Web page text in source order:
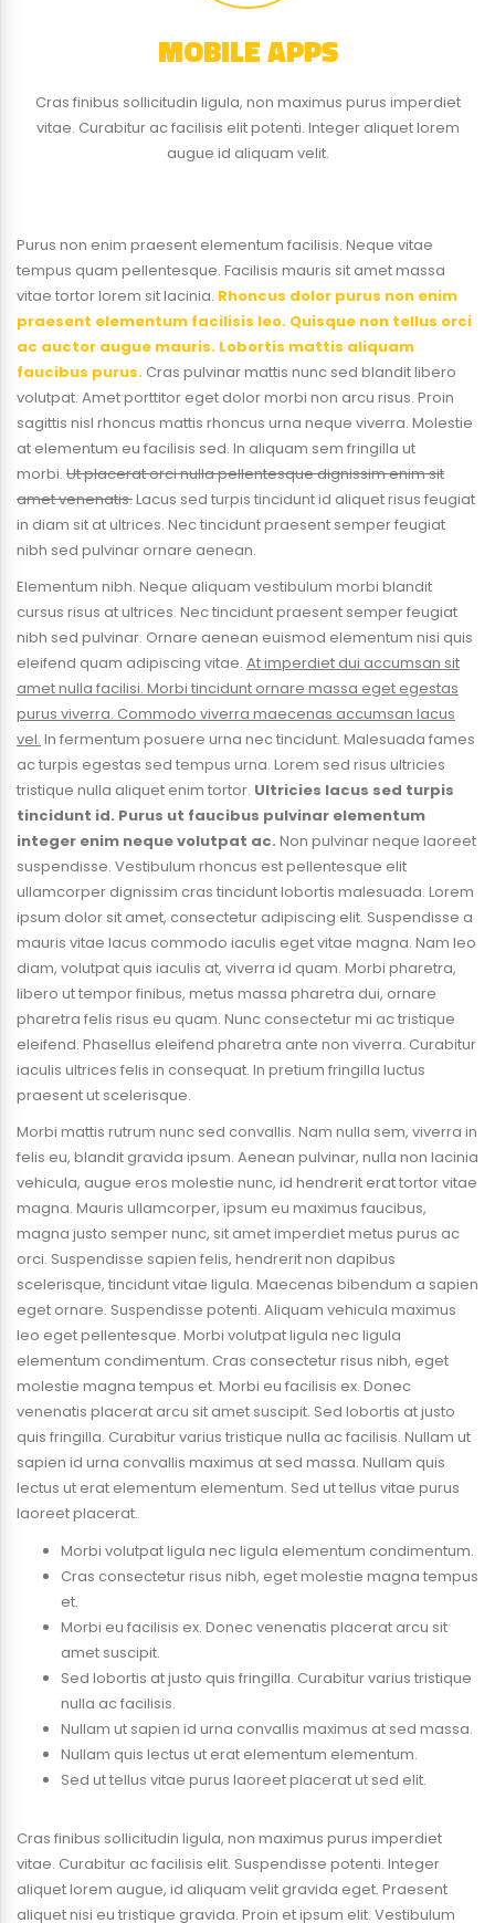
MOBILE APPS
Cras finibus sollicitudin ligula, non maximus purus imperdiet
vitae. Curabitur ac facilisis elit potenti. Integer aliquet lorem
augue id aliquam velit.
Purus non enim praesent elementum facilisis. Neque vitae
tempus quam pellentesque. Facilisis mauris sit amet massa
vitae tortor lorem sit lacinia. Rhoncus dolor purus non enim
praesent elementum facilisis leo. Quisque non tellus orci
ac auctor augue mauris. Lobortis mattis aliquam
faucibus purus. Cras pulvinar mattis nunc sed blandit libero
volutpat. Amet porttitor eget dolor morbi non arcu risus. Proin
sagittis nisl rhoncus mattis rhoncus urna neque viverra. Molestie
at elementum eu facilisis sed. In aliquam sem fringilla ut
morbi. Ut placerat orci nulla pellentesque dignissim enim sit
amet venenatis.Lacus sed turpis tincidunt id aliquet risus feugiat
in diam sit at ultrices. Nec tincidunt praesent semper feugiat
nibh sed pulvinar ornare aenean.
Elementum nibh. Neque aliquam vestibulum morbi blandit
cursus risus at ultrices. Nec tincidunt praesent semper feugiat
nibh sed pulvinar. Ornare aenean euismod elementum nisi quis
eleifend quam adipiscing vitae. At imperdiet dui accumsan sit
amet nulla facilisi. Morbi tincidunt ornare massa eget egestas
purus viverra. Commodo viverra maecenas accumsan lacus
vel. In fermentum posuere urna nec tincidunt. Malesuada fames
ac turpis egestas sed tempus urna. Lorem sed risus ultricies
tristique nulla aliquet enim tortor. Ultricies lacus sed turpis
tincidunt id. Purus ut faucibus pulvinar elementum
integer enim neque volutpat ac. Non pulvinar neque laoreet
suspendisse. Vestibulum rhoncus est pellentesque elit
ullamcorper dignissim cras tincidunt lobortis malesuada. Lorem
ipsum dolor sit amet, consectetur adipiscing elit. Suspendisse a
mauris vitae lacus commodo iaculis eget vitae magna. Nam leo
diam, volutpat quis iaculis at, viverra id quam. Morbi pharetra,
libero ut tempor finibus, metus massa pharetra dui, ornare
pharetra felis risus eu quam. Nunc consectetur mi ac tristique
eleifend. Phasellus eleifend pharetra ante non viverra. Curabitur
iaculis ultrices felis in consequat. In pretium fringilla luctus
praesent ut scelerisque.
Morbi mattis rutrum nunc sed convallis. Nam nulla sem, viverra in
felis eu, blandit gravida ipsum. Aenean pulvinar, nulla non lacinia
vehicula, augue eros molestie nunc, id hendrerit erat tortor vitae
magna. Mauris ullamcorper, ipsum eu maximus faucibus,
magna justo semper nunc, sit amet imperdiet metus purus ac
orci. Suspendisse sapien felis, hendrerit non dapibus
scelerisque, tincidunt vitae ligula. Maecenas bibendum a sapien
eget ornare. Suspendisse potenti. Aliquam vehicula maximus
leo eget pellentesque. Morbi volutpat ligula nec ligula
elementum condimentum. Cras consectetur risus nibh, eget
molestie magna tempus et. Morbi eu facilisis ex. Donec
venenatis placerat arcu sit amet suscipit. Sed lobortis at justo
quis fringilla. Curabitur varius tristique nulla ac facilisis. Nullam ut
sapien id urna convallis maximus at sed massa. Nullam quis
lectus ut erat elementum elementum. Sed ut tellus vitae purus
laoreet placerat.
Morbi volutpat ligula nec ligula elementum condimentum.
Cras consectetur risus nibh, eget molestie magna tempus
et.
Morbi eu facilisis ex. Donec venenatis placerat arcu sit
amet suscipit.
Sed lobortis at justo quis fringilla. Curabitur varius tristique
nulla ac facilisis.
Nullam ut sapien id urna convallis maximus at sed massa.
Nullam quis lectus ut erat elementum elementum.
Sed ut tellus vitae purus laoreet placerat ut sed elit.
Cras finibus sollicitudin ligula, non maximus purus imperdiet
vitae. Curabitur ac facilisis elit. Suspendisse potenti. Integer
aliquet lorem augue, id aliquam velit gravida eget. Praesent
aliquet nisi eu tristique gravida. Proin et ipsum elit. Vestibulum